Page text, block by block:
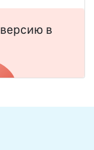
в